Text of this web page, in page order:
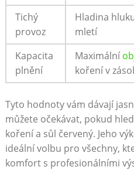
Tichý
provoz
Hladina
mletí
Kapacita
plnění
Maximální
koření v
Tyto hodnoty vám dávají
můžete očekávat, pokud
koření a sůl‌ červený. Jeho
ideální volbu pro ‌všechny,
komfort s profesionálními